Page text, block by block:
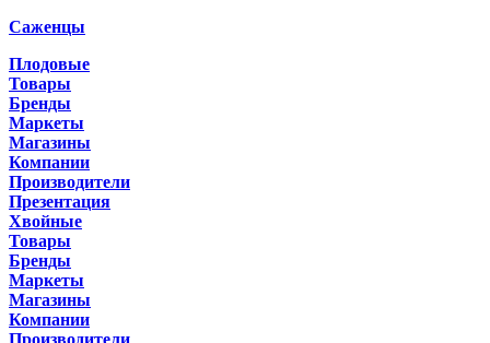
Саженцы
Плодовые
Товары
Бренды
Маркеты
Магазины
Компании
Производители
Презентация
Хвойные
Товары
Бренды
Маркеты
Магазины
Компании
Производители